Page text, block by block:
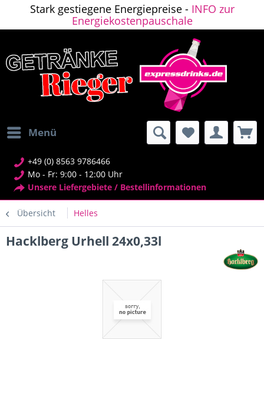
Stark gestiegene Energiepreise - INFO zur
Energiekostenpauschale
Menü
+49 (0) 8563 9786466
Mo - Fr: 9:00 - 12:00 Uhr
Unsere Liefergebiete / Bestellinformationen
Übersicht Helles
Hacklberg Urhell 24x0,33l